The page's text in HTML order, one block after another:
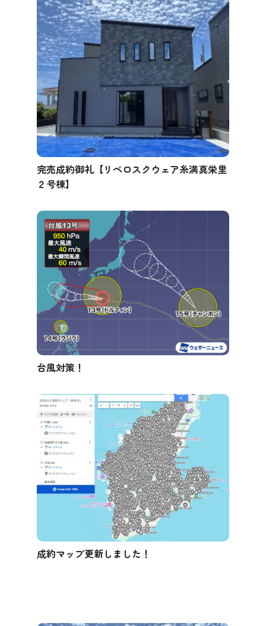
完売成約御礼【リベロスクウェア糸満真栄里
２号棟】
台風対策！
成約マップ更新しました！